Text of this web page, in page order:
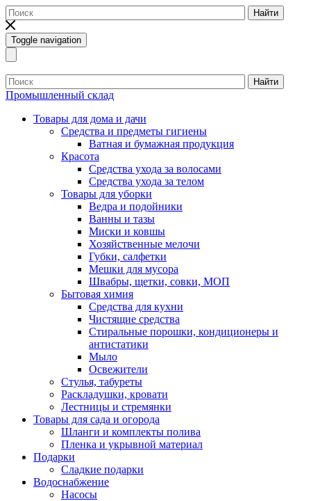
Найти
Toggle navigation
Найти
Промышленный склад
Товары для дома и дачи
Средства и предметы гигиены
Ватная и бумажная продукция
Красота
Средства ухода за волосами
Средства ухода за телом
Товары для уборки
Ведра и подойники
Ванны и тазы
Миски и ковшы
Хозяйственные мелочи
Губки, салфетки
Мешки для мусора
Швабры, щетки, совки, МОП
Бытовая химия
Средства для кухни
Чистящие средства
Стиральные порошки, кондиционеры и
антистатики
Мыло
Освежители
Стулья, табуреты
Раскладушки, кровати
Лестницы и стремянки
Товары для сада и огорода
Шланги и комплекты полива
Пленка и укрывной материал
Подарки
Cладкие подарки
Водоснабжение
Насосы